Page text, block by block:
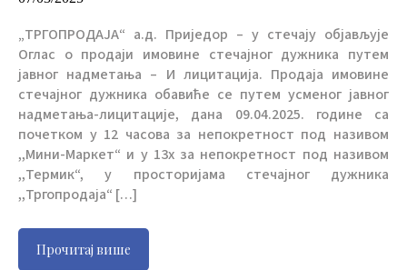
„ТРГОПРОДАЈА“ а.д. Приједор – у стечају објављује
Оглас о продаји имовине стечајног дужника путем
јавног надметања – И лицитација. Продаја имовине
стечајног дужника обавиће се путем усменог јавног
надметања-лицитације, дана 09.04.2025. године са
почетком у 12 часова за непокретност под називом
,,Мини-Маркет“ и у 13х за непокретност под називом
,,Термик“, у просторијама стечајног дужника
,,Тргопродаја“ […]
Прочитај више